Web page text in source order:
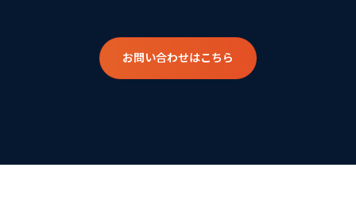
お問い合わせはこちら